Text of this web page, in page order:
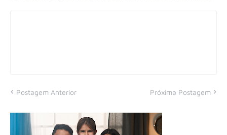
Postagem Anterior Próxima Postagem